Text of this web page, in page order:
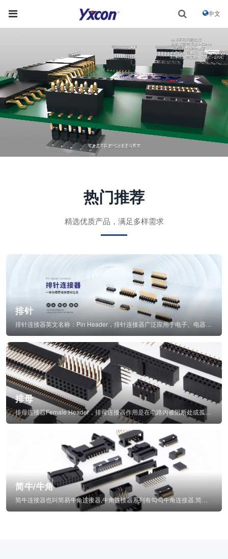
中文
热门推荐
精选优质产品，满足多样需求
排针
排母
排母连接器Female Header，排母连接器作用是在电路内被阻断处或孤立不通...
简牛/牛角